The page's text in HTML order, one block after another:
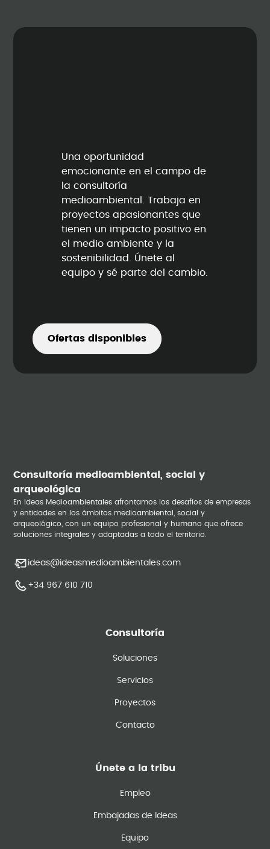
Una oportunidad
emocionante en el campo de
la consultoría
medioambiental. Trabaja en
proyectos apasionantes que
tienen un impacto positivo en
el medio ambiente y la
sostenibilidad. Únete al
equipo y sé parte del cambio.
Ofertas disponibles
Consultoría medioambiental, social y
arqueológica
En Ideas Medioambientales afrontamos los desafíos de empresas
y entidades en los ámbitos medioambiental, social y
arqueológico, con un equipo profesional y humano que ofrece
soluciones integrales y adaptadas a todo el territorio.
ideas@ideasmedioambientales.com
+34 967 610 710
Consultoría
Soluciones
Servicios
Proyectos
Contacto
Únete a la tribu
Empleo
Embajadas de Ideas
Equipo